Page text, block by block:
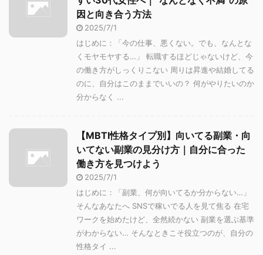
因と向き合う方法
2025/7/1
はじめに：「今の仕事、悪くない。でも、なんとな
くモヤモヤする…」 転職するほどじゃないけど、今
の働き方がしっくりこない 周りは昇進や結婚してる
のに、自分はこのままでいいの？ 何がやりたいのか
分からなく ...
【MBTI性格タイプ別】向いてる副業・向
いてない副業の見分け方｜自分に合った
働き方を見つけよう
2025/7/1
はじめに：「副業、何が向いてるか分からない…」
そんなあなたへ SNSで稼いでる人を見て焦る 在宅
ワークを始めたけど、全然続かない 副業を選ぶ基準
がわからない… そんなときこそ役立つのが、自分の
性格タイ ...